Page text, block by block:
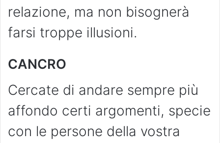
relazione, ma non bisognerà
farsi troppe illusioni.
CANCRO
Cercate di andare sempre più
affondo certi argomenti, specie
con le persone della vostra